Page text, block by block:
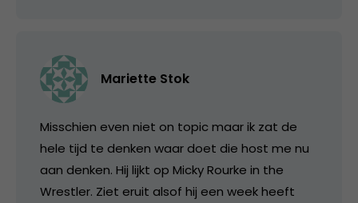
Mariette Stok
Misschien even niet on topic maar ik zat de
hele tijd te denken waar doet die host me nu
aan denken. Hij lijkt op Micky Rourke in the
Wrestler. Ziet eruit alsof hij een week heeft